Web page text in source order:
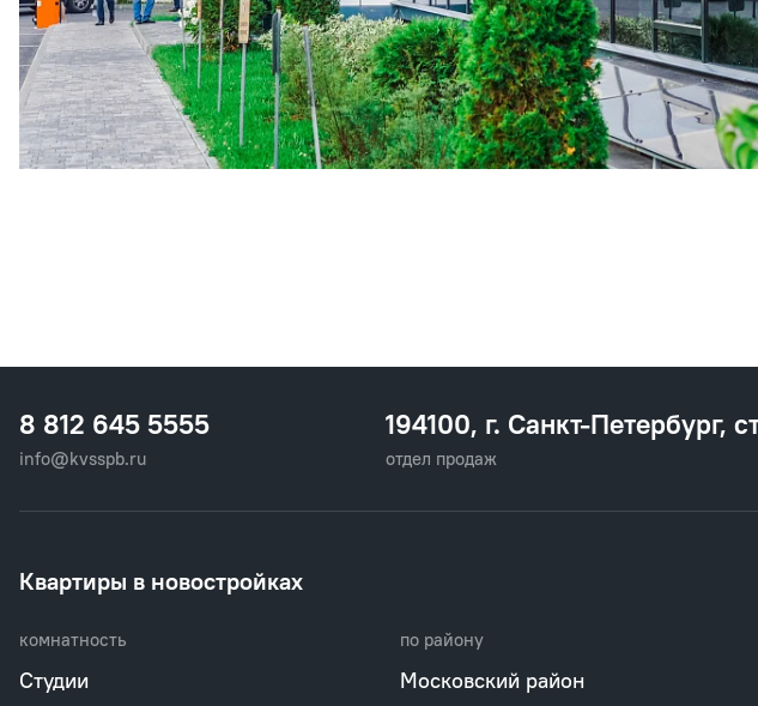
8 812 645 5555
info@kvsspb.ru
194100, г. Санкт‐Петербург,
отдел продаж
Квартиры в новостройках
комнатность
Студии
по району
Московский район